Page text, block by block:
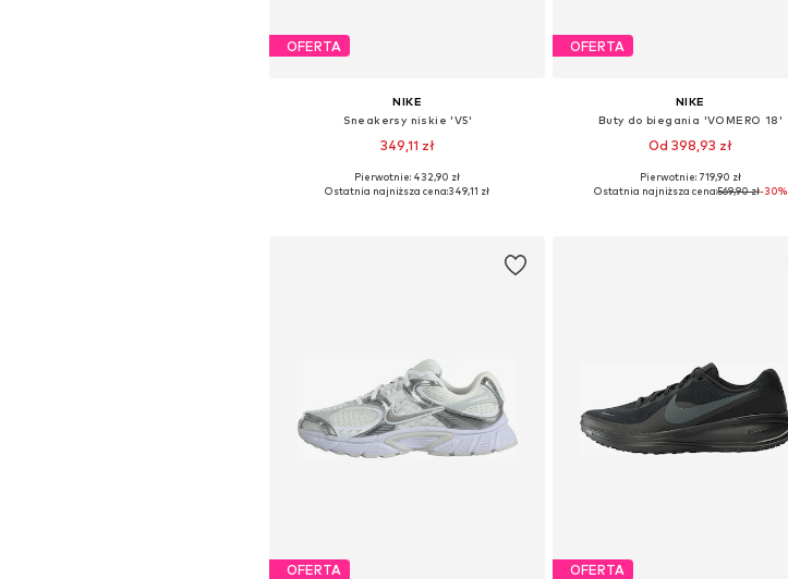
OFERTA
NIKE
Sneakersy niskie 'V5'
349,11 zł
Dostępne w różnych rozmiarach
Pierwotnie: 432,90 zł
Ostatnia najniższa cena:349,11 zł
OFERTA
NIKE
Buty do biegania 'VOMERO 18'
Od 398,93 zł
+2
Pierwotnie: 719,90 zł
Ostatnia najniższa cena:569,90 zł-30%
OFERTA OFERTA